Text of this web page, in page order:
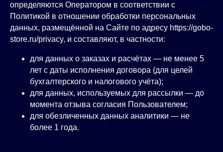
определяются Оператором в соответствии с
Политикой в отношении обработки персональных
данных, размещённой на Сайте по адресу https://gobo-
store.ru/privacy, и составляют, в частности:
для данных о заказах и расчётах — не менее 5
лет с даты исполнения договора (для целей
бухгалтерского и налогового учёта);
для данных, используемых для рассылки — до
момента отзыва согласия Пользователем;
для обезличенных данных аналитики — не
более 1 года.